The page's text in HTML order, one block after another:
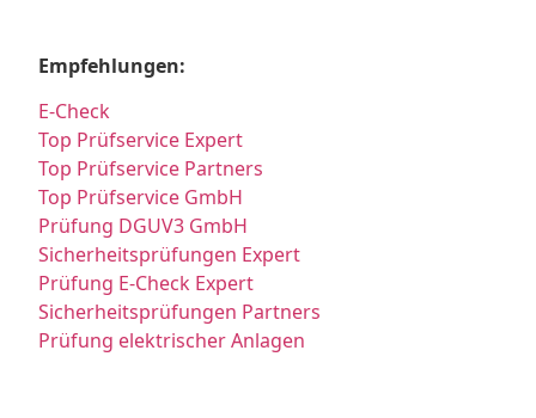
Empfehlungen:
E-Check
Top Prüfservice Expert
Top Prüfservice Partners
Top Prüfservice GmbH
Prüfung DGUV3 GmbH
Sicherheitsprüfungen Expert
Prüfung E-Check Expert
Sicherheitsprüfungen Partners
Prüfung elektrischer Anlagen